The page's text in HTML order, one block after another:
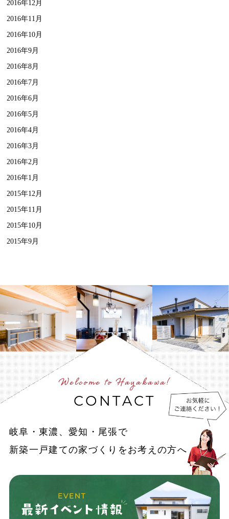
2016年12月
2016年11月
2016年10月
2016年9月
2016年8月
2016年7月
2016年6月
2016年5月
2016年4月
2016年3月
2016年2月
2016年1月
2015年12月
2015年11月
2015年10月
2015年9月
Welcome to Hayakawa!
CONTACT
岐阜・東濃、愛知・尾張で
新築一戸建ての家づくりをお考えの方へ